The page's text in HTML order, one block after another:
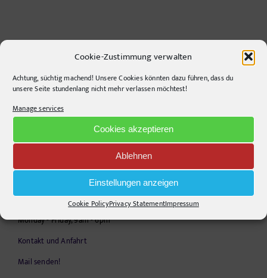
Cookie-Zustimmung verwalten
Achtung, süchtig machend! Unsere Cookies könnten dazu führen, dass du
unsere Seite stundenlang nicht mehr verlassen möchtest!
Manage services
Cookies akzeptieren
Ablehnen
Einstellungen anzeigen
Cookie PolicyPrivacy StatementImpressum
CONTACT INFO
pr-ide
Krefelder Straße 11A
Telephone:+49306860203
info@pr-ide.de
Opening Hours:
Monday - Friday, 9am - 6pm
Kontakt und Anfahrt
Mail senden!